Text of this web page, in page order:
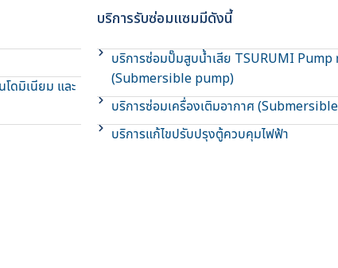
โดมิเนียม และ
บริการรับซ่อมแซมมีดังนี้
บริการซ่อมปั๊มสูบน้ำเสีย TSURUMI Pump
(Submersible pump)
บริการซ่อมเครื่องเติมอากาศ
บริการแก้ไขปรับปรุงตู้ควบคุมไฟฟ้า